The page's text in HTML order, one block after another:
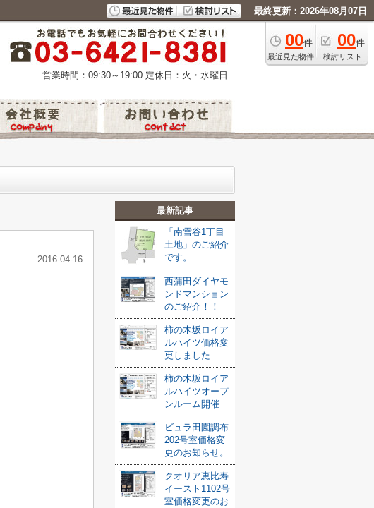
最終更新：2026年08月07日
00件
最近見た物件
00件
検討リスト
営業時間：09:30～19:00 定休日：火・水曜日
2016-04-16
最新記事
「南雪谷1丁目
土地」のご紹介
です。
西蒲田ダイヤモ
ンドマンション
のご紹介！！
柿の木坂ロイア
ルハイツ価格変
更しました
柿の木坂ロイア
ルハイツオープ
ンルーム開催
ビュラ田園調布
202号室価格変
更のお知らせ。
クオリア恵比寿
イースト1102号
室価格変更のお